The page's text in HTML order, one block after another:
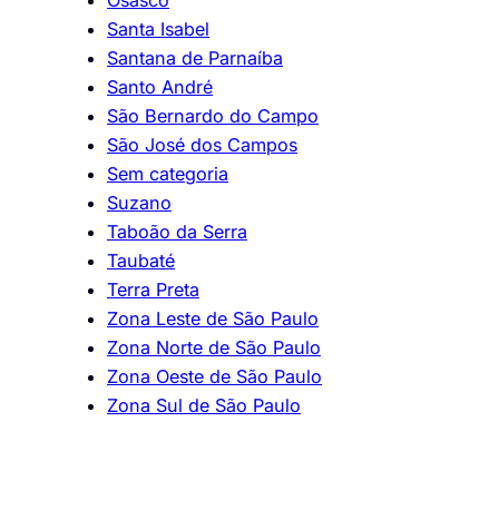
Santa Isabel
Santana de Parnaíba
Santo André
São Bernardo do Campo
São José dos Campos
Sem categoria
Suzano
Taboão da Serra
Taubaté
Terra Preta
Zona Leste de São Paulo
Zona Norte de São Paulo
Zona Oeste de São Paulo
Zona Sul de São Paulo